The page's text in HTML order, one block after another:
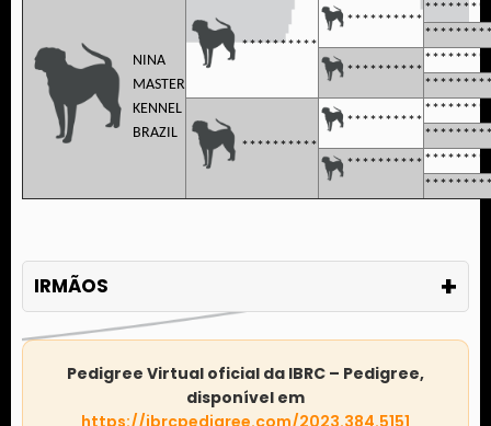
NINA
MASTER
KENNEL
BRAZIL
**********
**********
**********
**********
**********
**********
IRMÃOS +
Pedigree Virtual oficial da IBRC – Pedigree,
disponível em
https://ibrcpedigree.com/2023.384.5151